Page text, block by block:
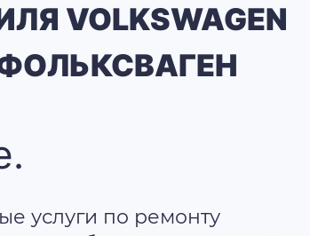
VOLKSWAGEN
услуги по ремонту